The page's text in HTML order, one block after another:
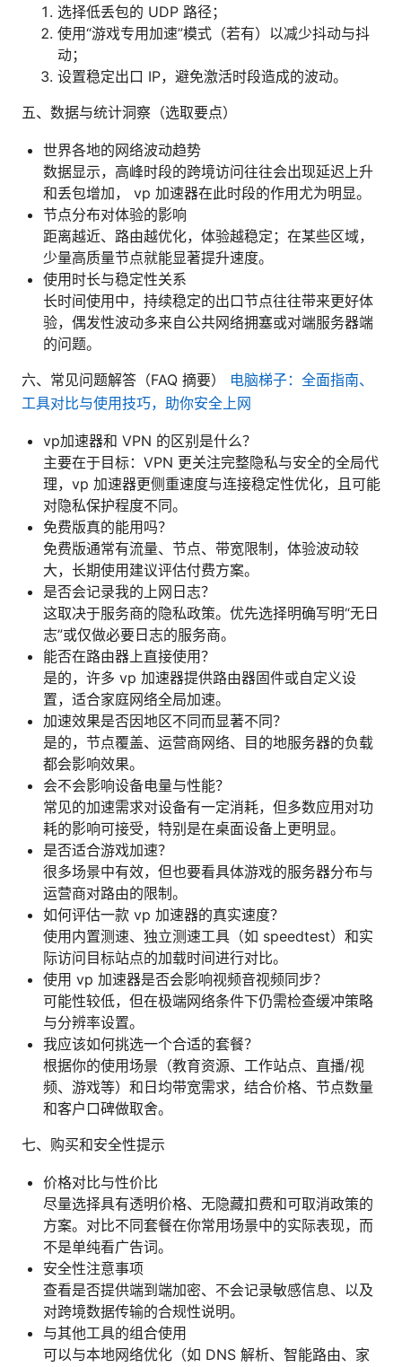
选择低丢包的 UDP 路径；
使用“游戏专用加速”模式（若有）以减少抖动与抖
动；
设置稳定出口 IP，避免激活时段造成的波动。
五、数据与统计洞察（选取要点）
世界各地的网络波动趋势
数据显示，高峰时段的跨境访问往往会出现延迟上升
和丢包增加， vp 加速器在此时段的作用尤为明显。
节点分布对体验的影响
距离越近、路由越优化，体验越稳定；在某些区域，
少量高质量节点就能显著提升速度。
使用时长与稳定性关系
长时间使用中，持续稳定的出口节点往往带来更好体
验，偶发性波动多来自公共网络拥塞或对端服务器端
的问题。
六、常见问题解答（FAQ 摘要） 电脑梯子：全面指南、
工具对比与使用技巧，助你安全上网
vp加速器和 VPN 的区别是什么？
主要在于目标：VPN 更关注完整隐私与安全的全局代
理，vp 加速器更侧重速度与连接稳定性优化，且可能
对隐私保护程度不同。
免费版真的能用吗？
免费版通常有流量、节点、带宽限制，体验波动较
大，长期使用建议评估付费方案。
是否会记录我的上网日志？
这取决于服务商的隐私政策。优先选择明确写明“无日
志”或仅做必要日志的服务商。
能否在路由器上直接使用？
是的，许多 vp 加速器提供路由器固件或自定义设
置，适合家庭网络全局加速。
加速效果是否因地区不同而显著不同？
是的，节点覆盖、运营商网络、目的地服务器的负载
都会影响效果。
会不会影响设备电量与性能？
常见的加速需求对设备有一定消耗，但多数应用对功
耗的影响可接受，特别是在桌面设备上更明显。
是否适合游戏加速？
很多场景中有效，但也要看具体游戏的服务器分布与
运营商对路由的限制。
如何评估一款 vp 加速器的真实速度？
使用内置测速、独立测速工具（如 speedtest）和实
际访问目标站点的加载时间进行对比。
使用 vp 加速器是否会影响视频音视频同步？
可能性较低，但在极端网络条件下仍需检查缓冲策略
与分辨率设置。
我应该如何挑选一个合适的套餐？
根据你的使用场景（教育资源、工作站点、直播/视
频、游戏等）和日均带宽需求，结合价格、节点数量
和客户口碑做取舍。
七、购买和安全性提示
价格对比与性价比
尽量选择具有透明价格、无隐藏扣费和可取消政策的
方案。对比不同套餐在你常用场景中的实际表现，而
不是单纯看广告词。
安全性注意事项
查看是否提供端到端加密、不会记录敏感信息、以及
对跨境数据传输的合规性说明。
与其他工具的组合使用
可以与本地网络优化（如 DNS 解析、智能路由、家